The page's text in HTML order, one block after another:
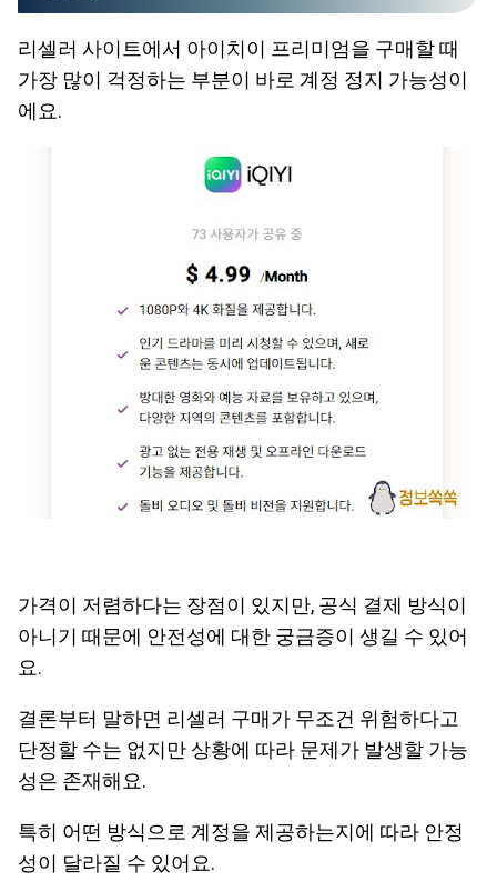
리셀러 사이트에서 아이치이 프리미엄을 구매할 때
가장 많이 걱정하는 부분이 바로 계정 정지 가능성이
에요.
가격이 저렴하다는 장점이 있지만, 공식 결제 방식이
아니기 때문에 안전성에 대한 궁금증이 생길 수 있어
요.
결론부터 말하면 리셀러 구매가 무조건 위험하다고
단정할 수는 없지만 상황에 따라 문제가 발생할 가능
성은 존재해요.
특히 어떤 방식으로 계정을 제공하는지에 따라 안정
성이 달라질 수 있어요.